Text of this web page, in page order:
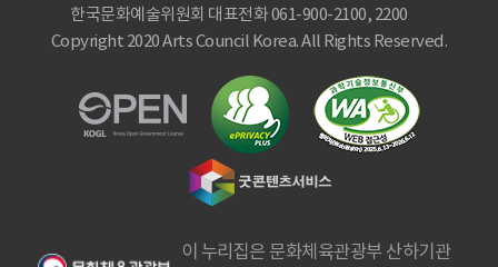
한국문화예술위원회 대표전화 061-900-2100, 2200
Copyright 2020 Arts Council Korea. All Rights Reserved.
이 누리집은 문화체육관광부 산하기관